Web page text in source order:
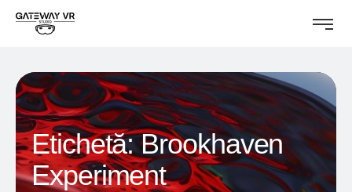
Etichetă:Brookhaven
Experiment